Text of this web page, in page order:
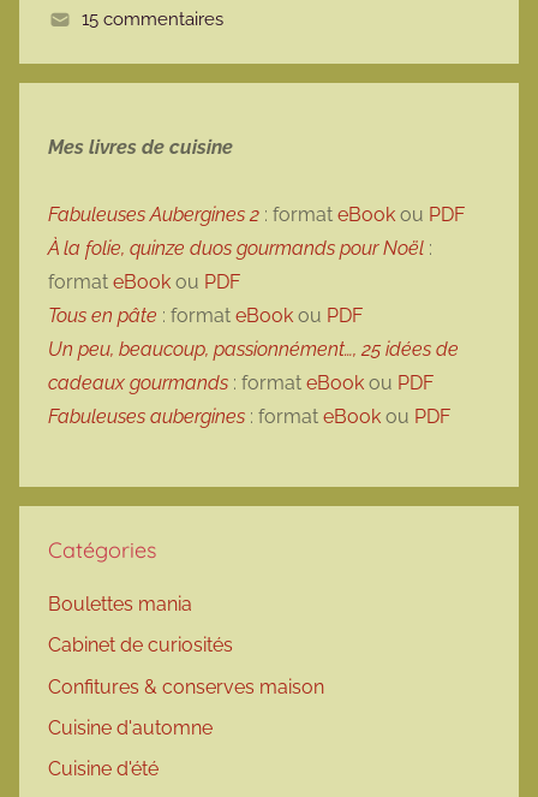
15 commentaires
Mes livres de cuisine
Fabuleuses Aubergines 2 : format eBook ou PDF
À la folie, quinze duos gourmands pour Noël :
format eBook ou PDF
Tous en pâte : format eBook ou PDF
Un peu, beaucoup, passionnément…, 25 idées de
cadeaux gourmands : format eBook ou PDF
Fabuleuses aubergines : format eBook ou PDF
Catégories
Boulettes mania
Cabinet de curiosités
Confitures & conserves maison
Cuisine d'automne
Cuisine d'été